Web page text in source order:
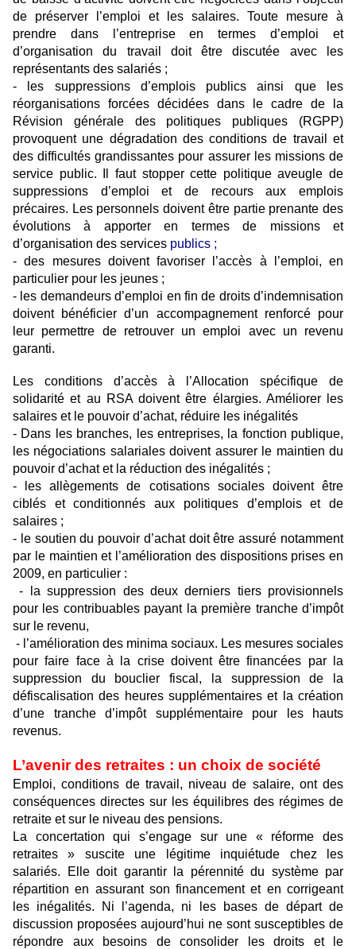
de préserver l’emploi et les salaires. Toute mesure à
prendre dans l’entreprise en termes d’emploi et
d’organisation du travail doit être discutée avec les
représentants des salariés ;
- les suppressions d’emplois publics ainsi que les
réorganisations forcées décidées dans le cadre de la
Révision générale des politiques publiques (RGPP)
provoquent une dégradation des conditions de travail et
des difficultés grandissantes pour assurer les missions de
service public. Il faut stopper cette politique aveugle de
suppressions d’emploi et de recours aux emplois
précaires. Les personnels doivent être partie prenante des
évolutions à apporter en termes de missions et
d’organisation des services publics ;
- des mesures doivent favoriser l’accès à l’emploi, en
particulier pour les jeunes ;
- les demandeurs d’emploi en fin de droits d’indemnisation
doivent bénéficier d’un accompagnement renforcé pour
leur permettre de retrouver un emploi avec un revenu
garanti.
Les conditions d’accès à l’Allocation spécifique de
solidarité et au RSA doivent être élargies. Améliorer les
salaires et le pouvoir d’achat, réduire les inégalités
- Dans les branches, les entreprises, la fonction publique,
les négociations salariales doivent assurer le maintien du
pouvoir d’achat et la réduction des inégalités ;
- les allègements de cotisations sociales doivent être
ciblés et conditionnés aux politiques d’emplois et de
salaires ;
- le soutien du pouvoir d’achat doit être assuré notamment
par le maintien et l’amélioration des dispositions prises en
2009, en particulier :
- la suppression des deux derniers tiers provisionnels
pour les contribuables payant la première tranche d’impôt
sur le revenu,
- l’amélioration des minima sociaux. Les mesures sociales
pour faire face à la crise doivent être financées par la
suppression du bouclier fiscal, la suppression de la
défiscalisation des heures supplémentaires et la création
d’une tranche d’impôt supplémentaire pour les hauts
revenus.
L’avenir des retraites : un choix de société
Emploi, conditions de travail, niveau de salaire, ont des
conséquences directes sur les équilibres des régimes de
retraite et sur le niveau des pensions.
La concertation qui s’engage sur une « réforme des
retraites » suscite une légitime inquiétude chez les
salariés. Elle doit garantir la pérennité du système par
répartition en assurant son financement et en corrigeant
les inégalités. Ni l’agenda, ni les bases de départ de
discussion proposées aujourd’hui ne sont susceptibles de
répondre aux besoins de consolider les droits et le